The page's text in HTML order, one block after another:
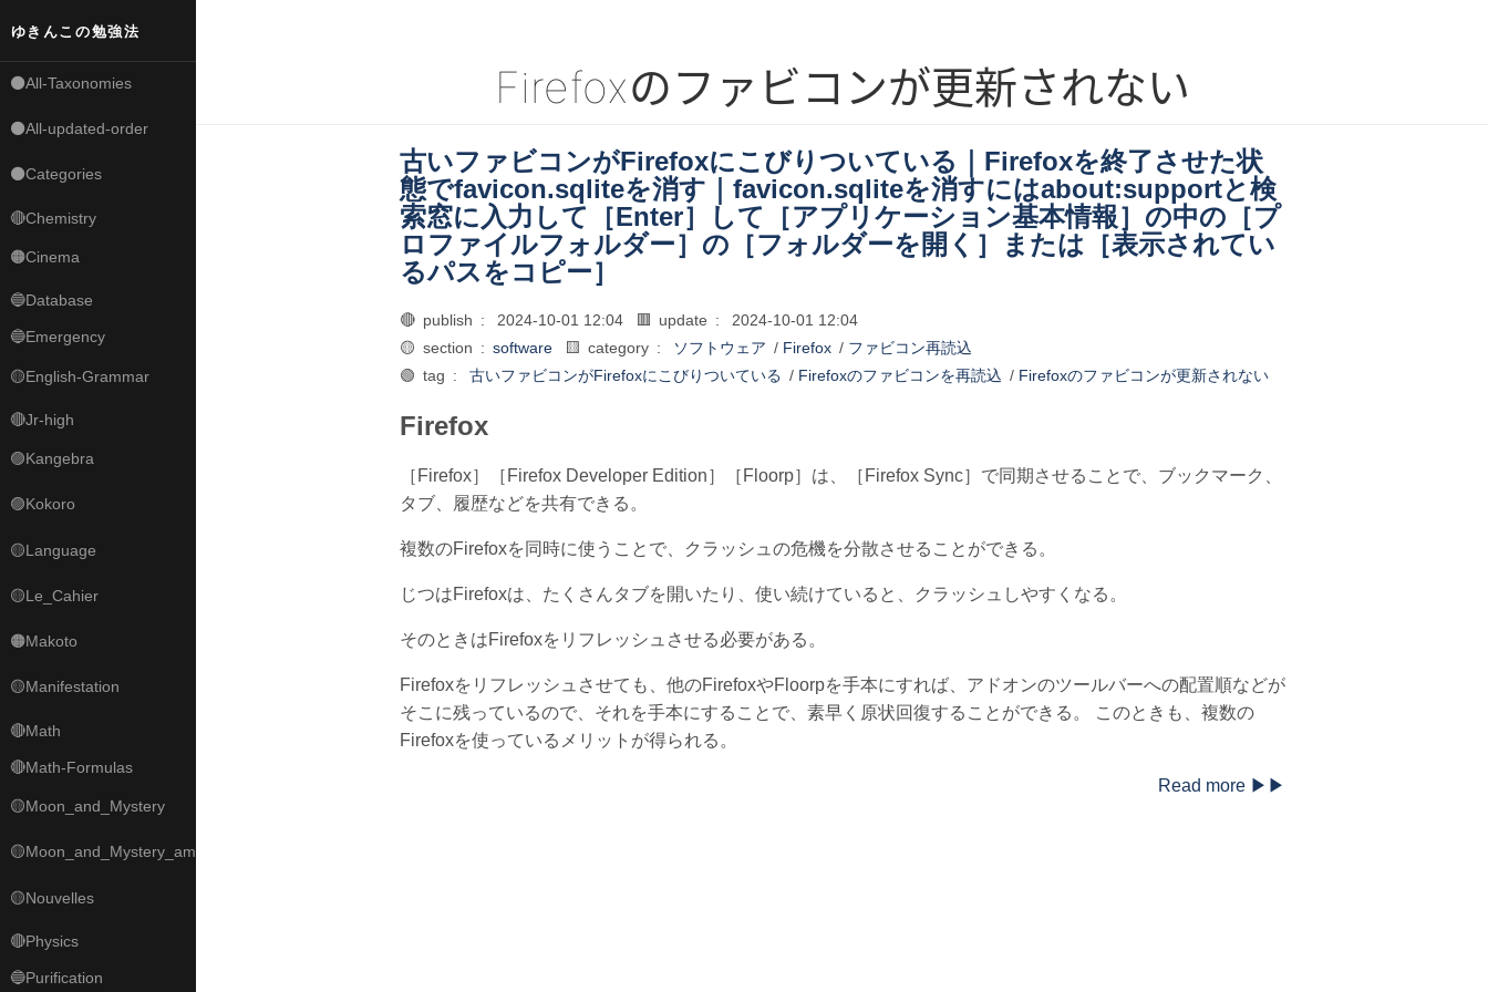
ゆきんこの勉強法
⚫All-Taxonomies
⚫All-updated-order
⚫Categories
🔴Chemistry
🟠Cinema
🔵Database
🔵Emergency
🟡English-Grammar
🔴Jr-high
🟣Kangebra
🟣Kokoro
🟡Language
🟡Le_Cahier
🟠Makoto
🟡Manifestation
🔴Math
🔴Math-Formulas
🟡Moon_and_Mystery
🟡Moon_and_Mystery_am
🟡Nouvelles
🔴Physics
🔵Purification
Firefoxのファビコンが更新されない
古いファビコンがFirefoxにこびりついている｜Firefoxを終了させた状
態でfavicon.sqliteを消す｜favicon.sqliteを消すにはabout:supportと検
索窓に入力して［Enter］して［アプリケーション基本情報］の中の［プ
ロファイルフォルダー］の［フォルダーを開く］または［表示されてい
るパスをコピー］
🔴 publish : 2024-10-01 12:04 🟥 update :
2024-10-01 12:04
🟡 section : software 🟨 category : ソフトウェア / Firefox/ ファビコン再読込
🟢 tag :
古いファビコンがFirefoxにこびりついている / Firefoxのファビコンを再読込 / Firefoxのファビコンが更新されない
Firefox
［Firefox］［Firefox Developer Edition］［Floorp］は、［Firefox Sync］で同期させることで、ブックマーク、
タブ、履歴などを共有できる。
複数のFirefoxを同時に使うことで、クラッシュの危機を分散させることができる。
じつはFirefoxは、たくさんタブを開いたり、使い続けていると、クラッシュしやすくなる。
そのときはFirefoxをリフレッシュさせる必要がある。
Firefoxをリフレッシュさせても、他のFirefoxやFloorpを手本にすれば、アドオンのツールバーへの配置順などが
そこに残っているので、それを手本にすることで、素早く原状回復することができる。 このときも、複数の
Firefoxを使っているメリットが得られる。
Read more ▶▶